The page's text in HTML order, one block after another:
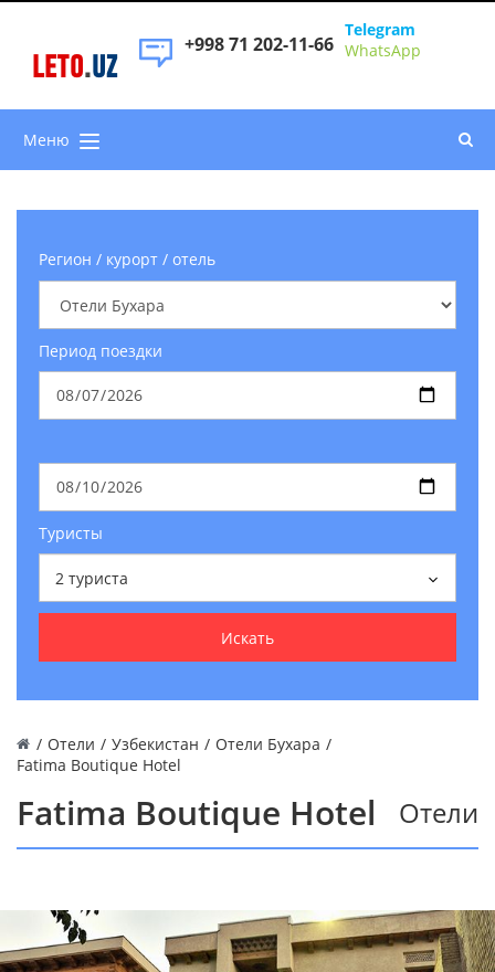
LETO.UZ
+998 71 202-11-66
Telegram
WhatsApp
Меню
Регион / курорт / отель
Период поездки
Туристы
2 туриста
Искать
/ Отели / Узбекистан / Отели Бухара /
Fatima Boutique Hotel
Fatima Boutique Hotel Отели